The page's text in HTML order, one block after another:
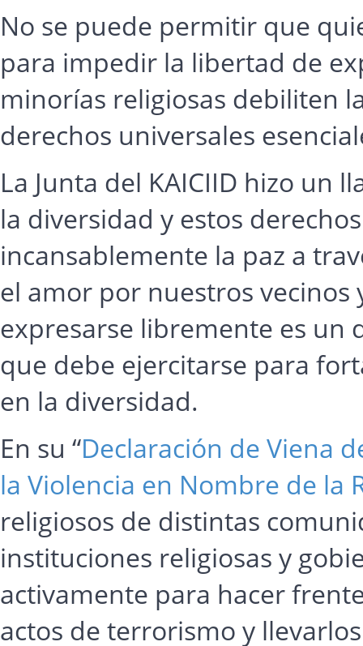
No se puede permitir que
para impedir la libertad de
minorías religiosas debiliten
derechos universales
La Junta del KAICIID hizo un
la diversidad y estos
incansablemente la paz a
el amor por nuestros vecinos
expresarse libremente es un
que debe ejercitarse para
en la diversidad.
En su “Declaración de Viena
la Violencia en Nombre de la
religiosos de distintas
instituciones religiosas y
activamente para hacer
actos de terrorismo y